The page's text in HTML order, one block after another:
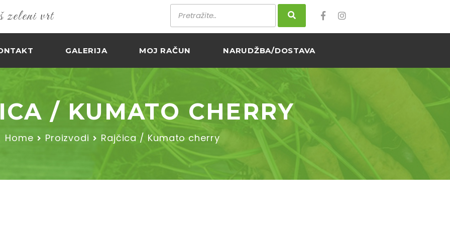
vrt
GALERIJA MOJ RAČUN NARUDŽBA/DOSTAVA
/ KUMATO CHERRY
Home Proizvodi Rajčica / Kumato cherry